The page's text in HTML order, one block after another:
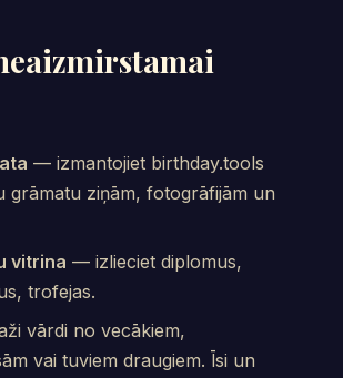
— izmantojiet birthday.tools
grāmatu ziņām, fotogrāfijām un
vitrina — izlieciet diplomus,
trofejas.
vārdi no vecākiem,
vai tuviem draugiem. Īsi un